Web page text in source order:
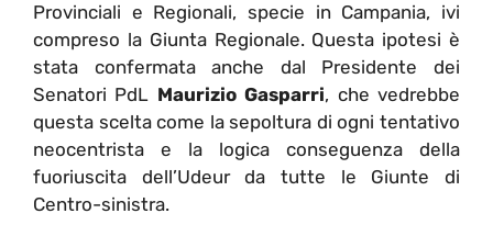
Provinciali e Regionali, specie in Campania, ivi
compreso la Giunta Regionale. Questa ipotesi è
stata confermata anche dal Presidente dei
Senatori PdL Maurizio Gasparri, che vedrebbe
questa scelta come la sepoltura di ogni tentativo
neocentrista e la logica conseguenza della
fuoriuscita dell’Udeur da tutte le Giunte di
Centro-sinistra.